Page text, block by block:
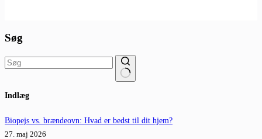
Søg
resultater
Indlæg
Biopejs vs. brændeovn: Hvad er bedst til dit hjem?
27. maj 2026